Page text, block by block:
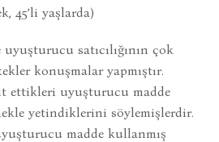
45’li yaşlarda)
satıcılığının çok
konuşmalar yapmıştır.
ettikleri uyuşturucu madde
yetindiklerini söylemişlerdir.
madde kullanmış